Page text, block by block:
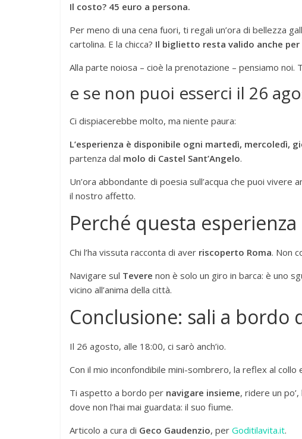
Il costo? 45 euro a persona.
Per meno di una cena fuori, ti regali un’ora di bellezza
cartolina. E la chicca? Il biglietto resta valido anche
Alla parte noiosa – cioè la prenotazione – pensiamo
e se non puoi esserci il 26
Ci dispiacerebbe molto, ma niente paura:
L’esperienza è disponibile ogni martedì, mercoledì,
partenza dal molo di Castel Sant’Angelo.
Un’ora abbondante di poesia sull’acqua che puoi
il nostro affetto.
Perché questa
Chi l’ha vissuta racconta di aver riscoperto Roma. Non
Navigare sul Tevere non è solo un giro in barca: è uno
vicino all’anima della città.
Conclusione: sali a bordo
Il 26 agosto, alle 18:00, ci sarò anch’io.
Con il mio inconfondibile mini-sombrero, la reflex al collo
Ti aspetto a bordo per navigare insieme, ridere un
dove non l’hai mai guardata: il suo fiume.
Articolo a cura di Geco Gaudenzio, per Goditilavita.it.